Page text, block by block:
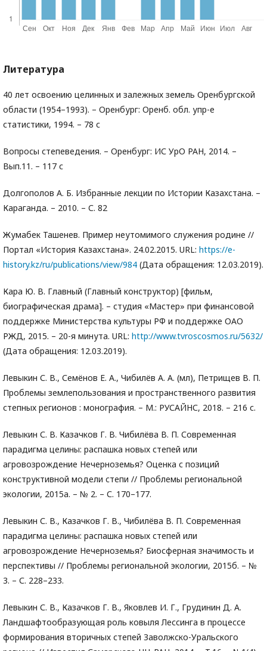
Литература
40 лет освоению целинных и залежных земель Оренбургской
области (1954–1993). – Оренбург: Оренб. обл. упр-е
статистики, 1994. – 78 с
Вопросы степеведения. – Оренбург: ИС УрО РАН, 2014. –
Вып.11. – 117 с
Долгополов А. Б. Избранные лекции по Истории Казахстана. –
Караганда. – 2010. – С. 82
Жумабек Ташенев. Пример неутомимого служения родине //
Портал «История Казахстана». 24.02.2015. URL: https://e-
history.kz/ru/publications/view/984 (Дата обращения: 12.03.2019).
Кара Ю. В. Главный (Главный конструктор) [фильм,
биографическая драма]. – студия «Мастер» при финансовой
поддержке Министерства культуры РФ и поддержке ОАО
РЖД, 2015. – 20-я минута. URL: http://www.tvroscosmos.ru/5632/
(Дата обращения: 12.03.2019).
Левыкин С. В., Семёнов Е. А., Чибилёв А. А. (мл), Петрищев В. П.
Проблемы землепользования и пространственного развития
степных регионов : монография. – М.: РУСАЙНС, 2018. – 216 с.
Левыкин С. В. Казачков Г. В. Чибилёва В. П. Современная
парадигма целины: распашка новых степей или
агровозрождение Нечерноземья? Оценка с позиций
конструктивной модели степи // Проблемы региональной
экологии, 2015а. – № 2. – С. 170–177.
Левыкин С. В., Казачков Г. В., Чибилёва В. П. Современная
парадигма целины: распашка новых степей или
агровозрождение Нечерноземья? Биосферная значимость и
перспективы // Проблемы региональной экологии, 2015б. – №
3. – С. 228–233.
Левыкин С. В., Казачков Г. В., Яковлев И. Г., Грудинин Д. А.
Ландшафтообразующая роль ковыля Лессинга в процессе
формирования вторичных степей Заволжско-Уральского